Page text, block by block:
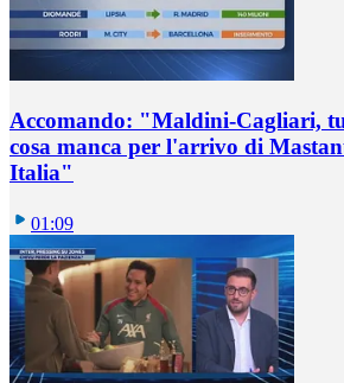
Accomando: "Maldini-Cagliari,
cosa manca per l'arrivo di
Italia"
01:09